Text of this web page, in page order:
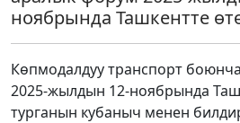
ноябрында Ташкентте
Көпмодалдуу транспорт
2025-жылдын 12-ноябрында
турганын кубаныч менен